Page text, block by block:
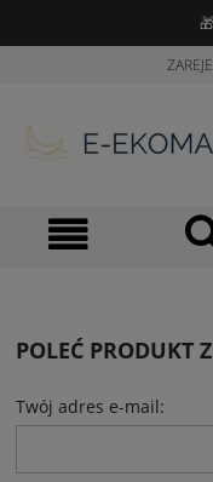
POLEĆ PRODUKT
Twój adres e-mail: